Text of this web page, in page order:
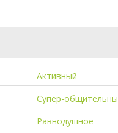
Активный
Супер-
Равнодушное